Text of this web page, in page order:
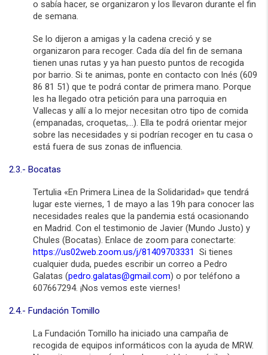
o sabía hacer, se organizaron y los llevaron durante el fin
de semana.
Se lo dijeron a amigas y la cadena creció y se
organizaron para recoger. Cada día del fin de semana
tienen unas rutas y ya han puesto puntos de recogida
por barrio. Si te animas, ponte en contacto con Inés (609
86 81 51) que te podrá contar de primera mano. Porque
les ha llegado otra petición para una parroquia en
Vallecas y allí a lo mejor necesitan otro tipo de comida
(empanadas, croquetas,…). Ella te podrá orientar mejor
sobre las necesidades y si podrían recoger en tu casa o
está fuera de sus zonas de influencia.
2.3.- Bocatas
Tertulia «En Primera Linea de la Solidaridad» que tendrá
lugar este viernes, 1 de mayo a las 19h para conocer las
necesidades reales que la pandemia está ocasionando
en Madrid. Con el testimonio de Javier (Mundo Justo) y
Chules (Bocatas). Enlace de zoom para conectarte:
https://us02web.zoom.us/j/81409703331 Si tienes
cualquier duda, puedes escribir un correo a Pedro
Galatas (pedro.galatas@gmail.com) o por teléfono a
607667294. ¡Nos vemos este viernes!
2.4.- Fundación Tomillo
La Fundación Tomillo ha iniciado una campaña de
recogida de equipos informáticos con la ayuda de MRW.